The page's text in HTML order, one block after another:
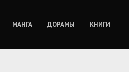
МАНГА ДОРАМЫ КНИГИ